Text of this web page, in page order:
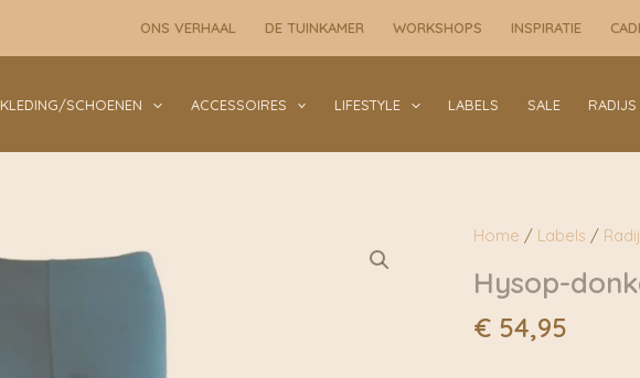
ONS VERHAAL DE TUINKAMER WORKSHOPS INSPIRATIE
KLEDING/SCHOENEN ACCESSOIRES LIFESTYLE LABELS SALE RADIJS
Home / Labels /
Hysop-
€54,95